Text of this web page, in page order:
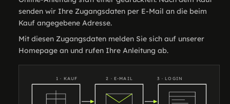
senden wir Ihre Zugangsdaten per E-Mail an die beim
Kauf angegebene Adresse.
Mit diesen Zugangsdaten melden Sie sich auf unserer
Homepage an und rufen Ihre Anleitung ab.
1 · KAUF 2 · E-MAIL 3 · LOGIN